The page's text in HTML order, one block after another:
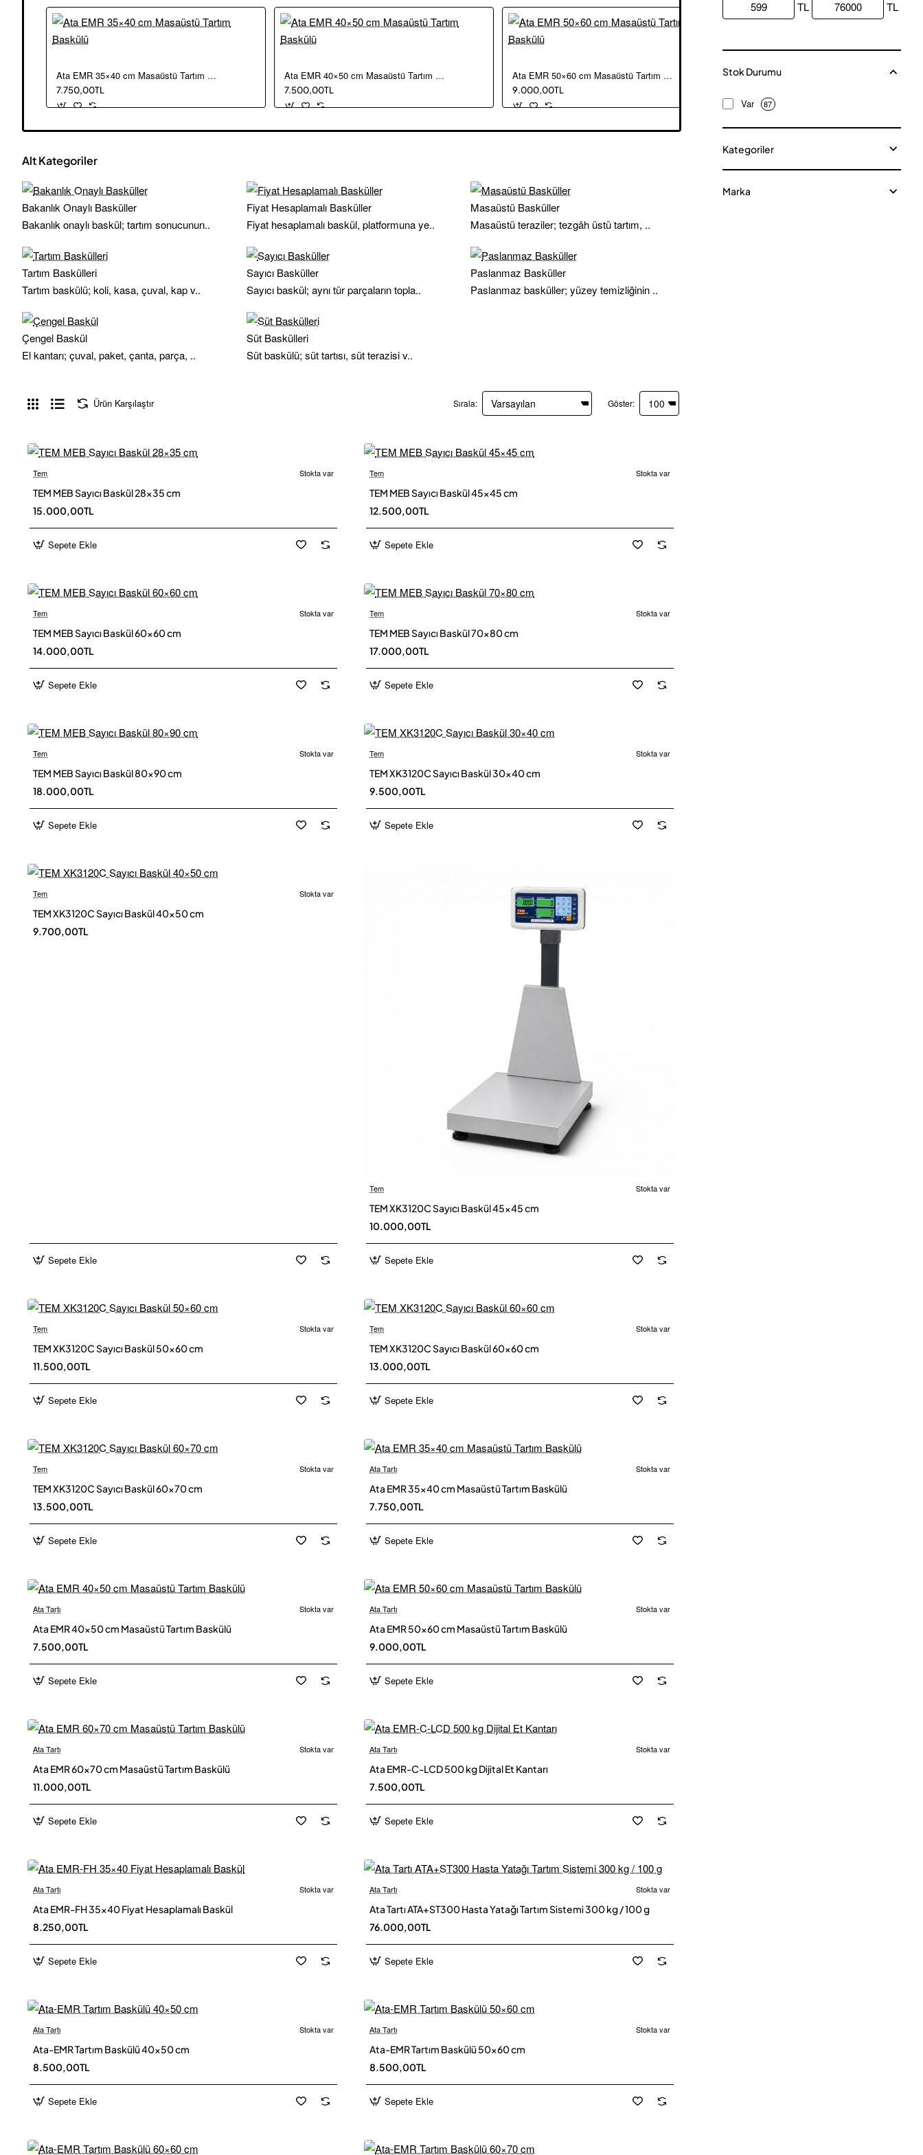
Ata EMR 35×40 cm Masaüstü Tartım Baskülü
7.750,00TL
Ata EMR 40×50 cm Masaüstü Tartım Baskülü
7.500,00TL
Ata EMR 50×60 cm Masaüstü Tartım Baskülü
9.000,00TL
Ata EMR 60×70 cm Masaüstü Tartım Baskülü
Alt Kategoriler
Bakanlık Onaylı Basküller
Bakanlık onaylı baskül; tartım sonucunun..
Fiyat Hesaplamalı Basküller
Fiyat hesaplamalı baskül, platformuna ye..
Masaüstü Basküller
Masaüstü teraziler; tezgâh üstü tartım, ..
Tartım Baskülleri
Tartım baskülü; koli, kasa, çuval, kap v..
Sayıcı Basküller
Sayıcı baskül; aynı tür parçaların topla..
Paslanmaz Basküller
Paslanmaz basküller; yüzey temizliğinin ..
Çengel Baskül
El kantarı; çuval, paket, çanta, parça, ..
Süt Baskülleri
Süt baskülü; süt tartısı, süt terazisi v..
Ürün Karşılaştır Sırala: Göster:
Ücretsiz Kargo
Tem Stokta var
TEM MEB Sayıcı Baskül 28×35 cm
15.000,00TL
Sepete Ekle
Ücretsiz Kargo
Tem Stokta var
TEM MEB Sayıcı Baskül 45×45 cm
12.500,00TL
Sepete Ekle
Yeni
Tem Stokta var
TEM MEB Sayıcı Baskül 60×60 cm
14.000,00TL
Sepete Ekle
Yeni
Tem Stokta var
TEM MEB Sayıcı Baskül 70×80 cm
17.000,00TL
Sepete Ekle
Yeni
Tem Stokta var
TEM MEB Sayıcı Baskül 80×90 cm
18.000,00TL
Sepete Ekle
Yeni
Tem Stokta var
TEM XK3120C Sayıcı Baskül 30×40 cm
9.500,00TL
Sepete Ekle
Yeni
Tem Stokta var
TEM XK3120C Sayıcı Baskül 40×50 cm
9.700,00TL
Sepete Ekle
Yeni
Tem Stokta var
TEM XK3120C Sayıcı Baskül 45×45 cm
10.000,00TL
Sepete Ekle
Yeni
Tem Stokta var
TEM XK3120C Sayıcı Baskül 50×60 cm
11.500,00TL
Sepete Ekle
Yeni
Tem Stokta var
TEM XK3120C Sayıcı Baskül 60×60 cm
13.000,00TL
Sepete Ekle
Yeni
Tem Stokta var
TEM XK3120C Sayıcı Baskül 60×70 cm
13.500,00TL
Sepete Ekle
Ücretsiz Kargo
Ata Tartı Stokta var
Ata EMR 35×40 cm Masaüstü Tartım Baskülü
7.750,00TL
Sepete Ekle
Ücretsiz Kargo
Ata Tartı Stokta var
Ata EMR 40×50 cm Masaüstü Tartım Baskülü
7.500,00TL
Sepete Ekle
🔥 Çok Satan
Ata Tartı Stokta var
Ata EMR 50×60 cm Masaüstü Tartım Baskülü
9.000,00TL
Sepete Ekle
Ücretsiz Kargo
Ata Tartı Stokta var
Ata EMR 60×70 cm Masaüstü Tartım Baskülü
11.000,00TL
Sepete Ekle
Ücretsiz Kargo
Ata Tartı Stokta var
Ata EMR-C-LCD 500 kg Dijital Et Kantarı
7.500,00TL
Sepete Ekle
Yeni
Ata Tartı Stokta var
Ata EMR-FH 35×40 Fiyat Hesaplamalı Baskül
8.250,00TL
Sepete Ekle
Ücretsiz Kargo
Ata Tartı Stokta var
Ata Tartı ATA+ST300 Hasta Yatağı Tartım Sistemi 300 kg / 100 g
76.000,00TL
Sepete Ekle
Ücretsiz Kargo
Ata Tartı Stokta var
Ata-EMR Tartım Baskülü 40×50 cm
8.500,00TL
Sepete Ekle
Ücretsiz Kargo
Ata Tartı Stokta var
Ata-EMR Tartım Baskülü 50×60 cm
8.500,00TL
Sepete Ekle
TL TL
Stok Durumu
Var 87
Kategoriler
Marka